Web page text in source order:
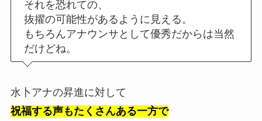
それを恐れての、
抜擢の可能性があるように見える。
もちろんアナウンサとして優秀だからは当然
だけどね。
水卜アナの昇進に対して
祝福する声もたくさんある一方で